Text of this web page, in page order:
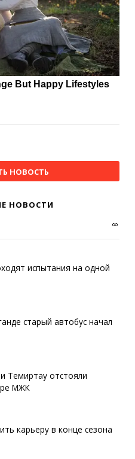
НОВОСТЬ
НОВОСТИ
∞
испытания на одной
старый автобус начал
Темиртау отстояли
МЖК
карьеру в конце сезона